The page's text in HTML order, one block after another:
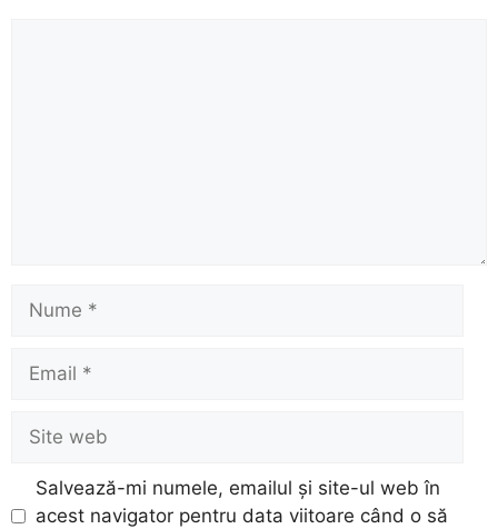
Nume
Email
Site
web
Salvează-mi numele, emailul și site-ul web în
acest navigator pentru data viitoare când o să